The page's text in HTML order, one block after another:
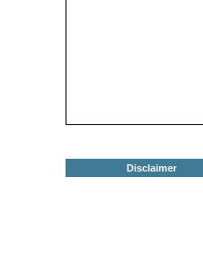
Disclaimer